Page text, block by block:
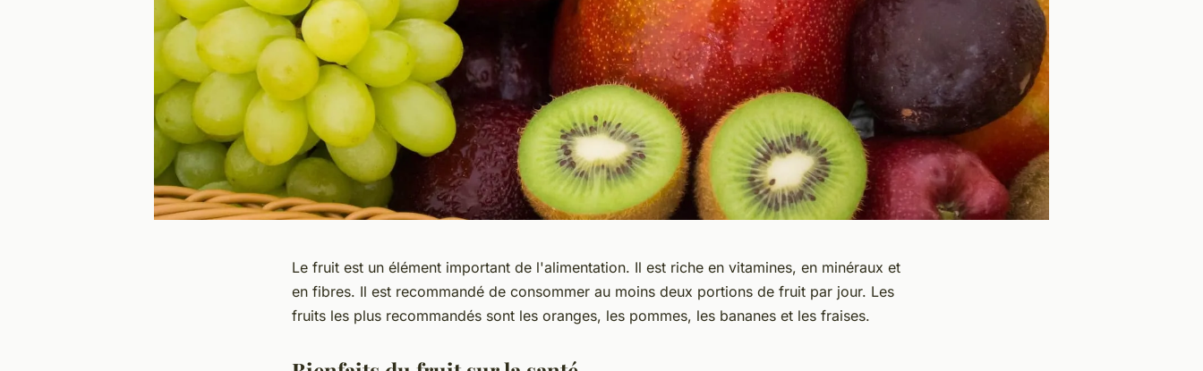
Le fruit est un élément important de l'alimentation. Il est riche en vitamines, en minéraux et
en fibres. Il est recommandé de consommer au moins deux portions de fruit par jour. Les
fruits les plus recommandés sont les oranges, les pommes, les bananes et les fraises.